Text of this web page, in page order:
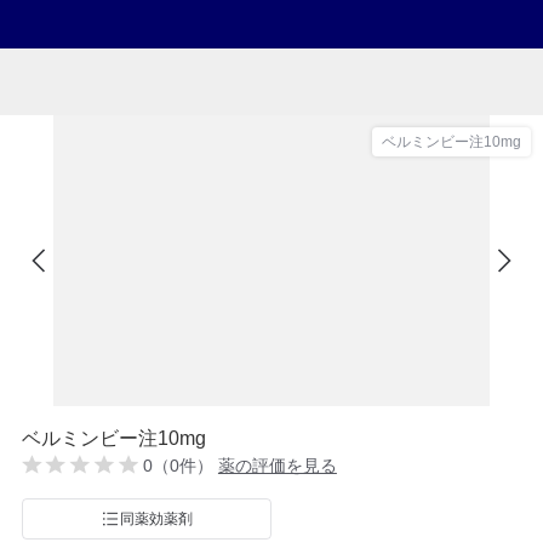
ベルミンビー注10mg
ベルミンビー注10mg
0（0件） 薬の評価を見る
同薬効薬剤